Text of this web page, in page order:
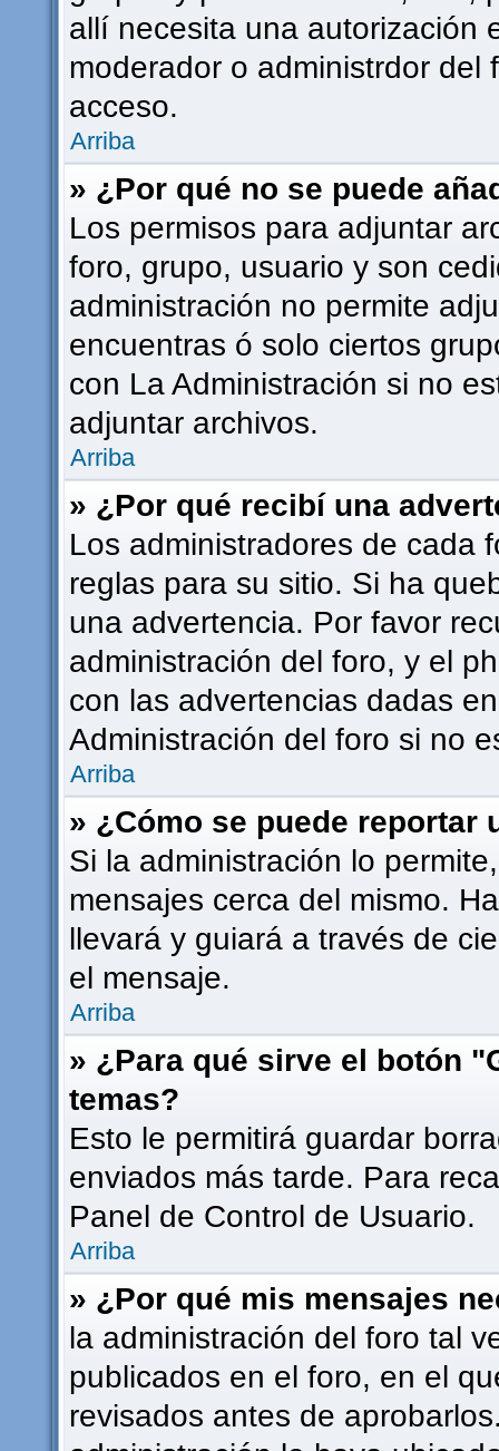
allí necesita una autorización
moderador o administrdor
acceso.
Arriba
» ¿Por qué no se puede
Los permisos para adjuntar
foro, grupo, usuario y son
administración no permite
encuentras ó solo ciertos
con La Administración si no
adjuntar archivos.
Arriba
» ¿Por qué recibí una
Los administradores de cada
reglas para su sitio. Si ha
una advertencia. Por favor
administración del foro, y el
con las advertencias dadas
Administración del foro si no
Arriba
» ¿Cómo se puede reportar
Si la administración lo
mensajes cerca del mismo.
llevará y guiará a través de
el mensaje.
Arriba
» ¿Para qué sirve el botón
temas?
Esto le permitirá guardar
enviados más tarde. Para
Panel de Control de Usuario.
Arriba
» ¿Por qué mis mensajes
la administración del foro tal
publicados en el foro, en el
revisados antes de